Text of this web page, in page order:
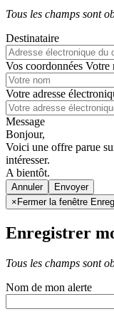
Tous les champs sont
Destinataire
Vos coordonnées Votre
Votre adresse
Message
Bonjour,
Voici une offre parue
intéresser.
A bientôt.
Annuler
× Fermer la fenêtre
Enregistrer
Tous les champs sont
Nom de mon alerte